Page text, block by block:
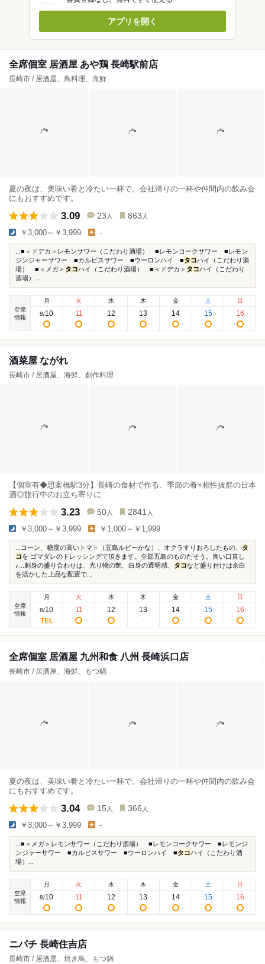
アプリを開く
全席個室 居酒屋 あや鶏 長崎駅前店
長崎市 / 居酒屋、鳥料理、海鮮
夏の夜は、美味い肴と冷たい一杯で。会社帰りの一杯や仲間内の飲み会
にもおすすめです。
3.09 23 人 863 人
￥3,000～￥3,999 -
...■＜ドデカ＞レモンサワー（こだわり酒場） ■レモンコークサワー ■レモン
ジンジャーサワー ■カルピスサワー ■ウーロンハイ ■タコハイ（こだわり酒
場） ■＜メガ＞ タコハイ（こだわり酒場） ■＜ドデカ＞ タコハイ（こだわり
酒場）...
空席
情報
月
8/10
火
11
水
12
木
13
金
14
土
15
日
16
酒菜屋 ながれ
長崎市 / 居酒屋、海鮮、創作料理
【個室有◆思案橋駅3分】長崎の食材で作る、季節の肴×相性抜群の日本
酒◎旅行中のお立ち寄りに
3.23 50 人 2841 人
￥3,000～￥3,999 ￥1,000～￥1,999
...コーン、糖度の高いトマト（五島ルビーかな）、オクラすりおろしたもの、 タ
コを ゴマダレのドレッシングで頂きます。全部五島のものだそう。良い口直し
♪...刺身の盛り合わせは、光り物の艶、白身の透明感、 タコなど盛り付けは余白
を活かした上品な配置で...
空席
情報
月
8/10
火
11
水
12
木
13
金
14
土
15
日
16
全席個室 居酒屋 九州和食 八州 長崎浜口店
長崎市 / 居酒屋、海鮮、もつ鍋
夏の夜は、美味い肴と冷たい一杯で。会社帰りの一杯や仲間内の飲み会
にもおすすめです。
3.04 15 人 366 人
￥3,000～￥3,999 -
...■＜メガ＞レモンサワー（こだわり酒場） ■レモンコークサワー ■レモンジ
ンジャーサワー ■カルピスサワー ■ウーロンハイ ■タコハイ（こだわり酒
場）...
空席
情報
月
8/10
火
11
水
12
木
13
金
14
土
15
日
16
ニパチ 長崎住吉店
長崎市 / 居酒屋、焼き鳥、もつ鍋